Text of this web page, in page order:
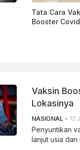
Tata Cara
Booster
Vaksin
Lokasinya
NASIONAL • 12
Penyuntikan
lanjut usia dan